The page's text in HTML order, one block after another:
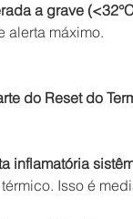
a grave
máximo.
do Reset do
inflamatória
Isso é